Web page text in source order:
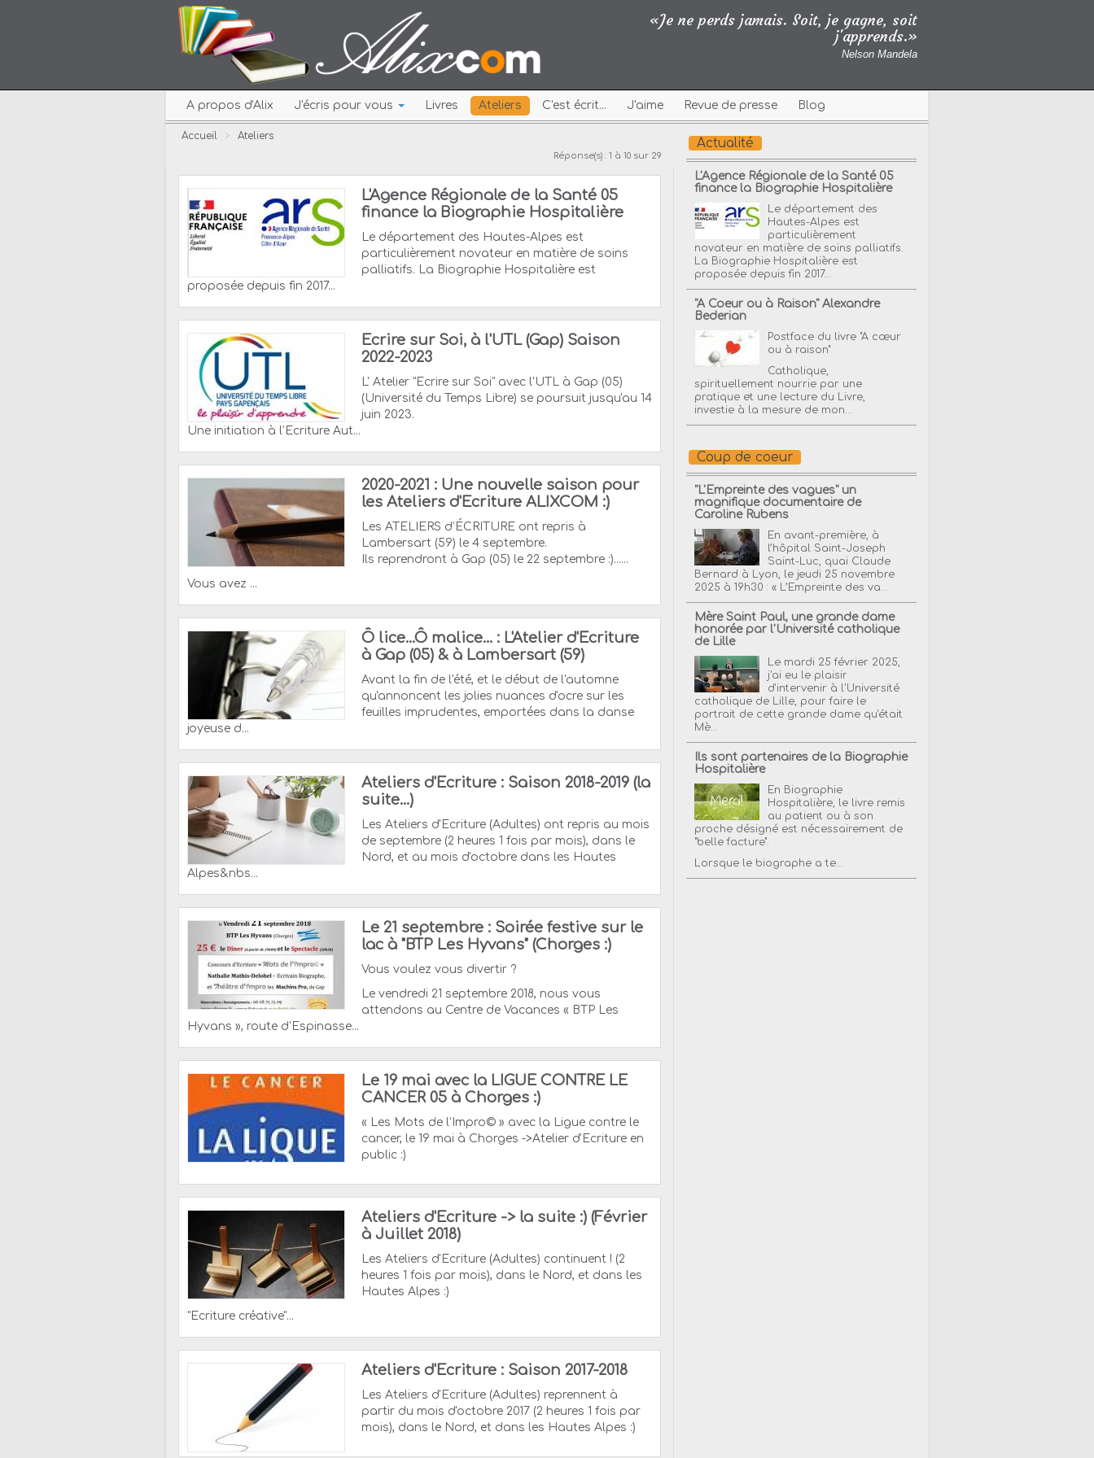
«Je ne perds jamais. Soit, je gagne, soit
j'apprends.»
Nelson Mandela
A propos d'Alix J'écris pour vous Livres Ateliers C'est écrit... J'aime Revue de presse Blog
Accueil > Ateliers
Réponse(s) : 1 à 10 sur 29
L'Agence Régionale de la Santé 05
finance la Biographie Hospitalière
Le département des Hautes-Alpes est
particulièrement novateur en matière de soins
palliatifs. La Biographie Hospitalière est
proposée depuis fin 2017...
Ecrire sur Soi, à l'UTL (Gap) Saison
2022-2023
L' Atelier "Ecrire sur Soi" avec l'UTL à Gap (05)
(Université du Temps Libre) se poursuit jusqu'au 14
juin 2023.
Une initiation à l’Ecriture Aut...
2020-2021 : Une nouvelle saison pour
les Ateliers d'Ecriture ALIXCOM :)
Les ATELIERS d’ÉCRITURE ont repris à
Lambersart (59) le 4 septembre.
Ils reprendront à Gap (05) le 22 septembre :)......
Vous avez ...
Ô lice...Ô malice... : L'Atelier d'Ecriture
à Gap (05) & à Lambersart (59)
Avant la fin de l'été, et le début de l'automne
qu'annoncent les jolies nuances d'ocre sur les
feuilles imprudentes, emportées dans la danse
joyeuse d...
Ateliers d'Ecriture : Saison 2018-2019 (la
suite...)
Les Ateliers d'Ecriture (Adultes) ont repris au mois
de septembre (2 heures 1 fois par mois), dans le
Nord, et au mois d'octobre dans les Hautes
Alpes&nbs...
Le 21 septembre : Soirée festive sur le
lac à "BTP Les Hyvans" (Chorges :)
Vous voulez vous divertir ?
Le vendredi 21 septembre 2018, nous vous
attendons au Centre de Vacances « BTP Les
Hyvans », route d’Espinasse...
Le 19 mai avec la LIGUE CONTRE LE
CANCER 05 à Chorges :)
« Les Mots de l’Impro© » avec la Ligue contre le
cancer, le 19 mai à Chorges ->Atelier d'Ecriture en
public :)
Ateliers d'Ecriture -> la suite :) (Février
à Juillet 2018)
Les Ateliers d'Ecriture (Adultes) continuent ! (2
heures 1 fois par mois), dans le Nord, et dans les
Hautes Alpes :)
"Ecriture créative"...
Ateliers d'Ecriture : Saison 2017-2018
Les Ateliers d'Ecriture (Adultes) reprennent à
partir du mois d'octobre 2017 (2 heures 1 fois par
mois), dans le Nord, et dans les Hautes Alpes :)
Actualité
L'Agence Régionale de la Santé 05
finance la Biographie Hospitalière
Le département des
Hautes-Alpes est
particulièrement
novateur en matière de soins palliatifs.
La Biographie Hospitalière est
proposée depuis fin 2017...
"A Coeur ou à Raison" Alexandre
Bederian
Postface du livre "A cœur
ou à raison"
Catholique,
spirituellement nourrie par une
pratique et une lecture du Livre,
investie à la mesure de mon...
Coup de coeur
"L'Empreinte des vagues" un
magnifique documentaire de
Caroline Rubens
En avant-première, à
l’hôpital Saint-Joseph
Saint-Luc, quai Claude
Bernard à Lyon, le jeudi 25 novembre
2025 à 19h30 : « L’Empreinte des va...
Mère Saint Paul, une grande dame
honorée par l'Université catholique
de Lille
Le mardi 25 février 2025,
j'ai eu le plaisir
d'intervenir à l'Université
catholique de Lille, pour faire le
portrait de cette grande dame qu'était
Mè...
Ils sont partenaires de la Biographie
Hospitalière
En Biographie
Hospitalière, le livre remis
au patient ou à son
proche désigné est nécessairement de
"belle facture".
Lorsque le biographe a te...